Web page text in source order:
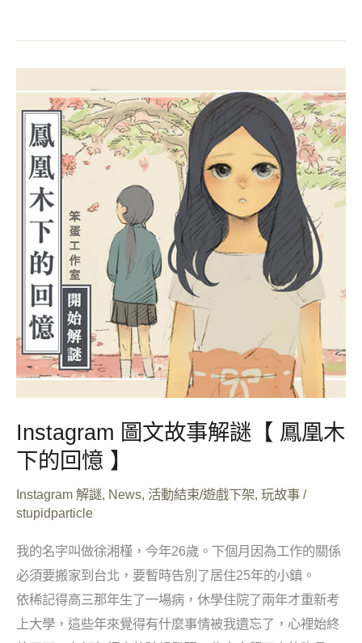
Instagram 圖文故事解謎【 鳳凰木
下的回憶 】
Instagram 解謎, News, 活動結束/遊戲下架, 玩故事 /
stupidparticle
我的名字叫做徐湘槿，今年26歲。下個月因為工作的關係
必須要搬家到台北，要暫時告別了居住25年的小鎮。
依稀記得高三那年生了一場病，休學住院了兩年才重新考
上大學，這些年來覺得有什麼事情被我遺忘了，心裡始終
下
的
回
】